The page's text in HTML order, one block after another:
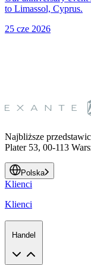
to Limassol, Cyprus.
25 cze 2026
Najbliższe
Plater 53, 00-113
Polska
Klienci
Klienci
Handel